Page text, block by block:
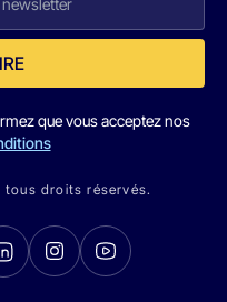
que vous acceptez nos
tous droits réservés.